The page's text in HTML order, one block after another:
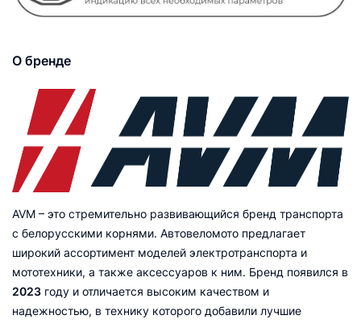
О бренде
AVM – это стремительно развивающийся бренд транспорта
с белорусскими корнями. Автовеломото предлагает
широкий ассортимент моделей электротранспорта и
мототехники, а также аксессуаров к ним. Бренд появился в
2023 году и отличается высоким качеством и
надежностью, в технику которого добавили лучшие